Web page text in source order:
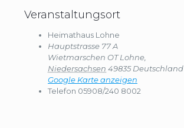
Veranstaltungsort
Heimathaus Lohne
Hauptstrasse 77 A
Wietmarschen OT Lohne
Niedersachsen 49835 Deutschland
Google Karte anzeigen
Telefon 05908/240 8002